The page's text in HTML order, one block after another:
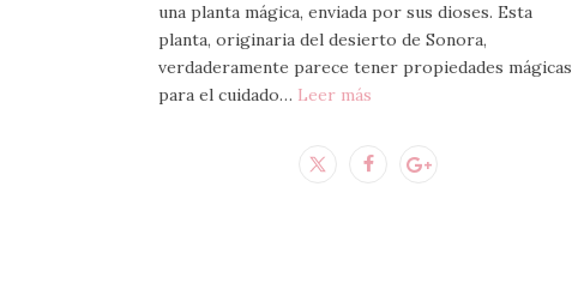
una planta mágica, enviada por sus dioses. Esta
planta, originaria del desierto de Sonora,
verdaderamente parece tener propiedades mágicas
para el cuidado… Leer más